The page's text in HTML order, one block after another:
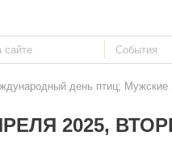
день птиц;
2025,